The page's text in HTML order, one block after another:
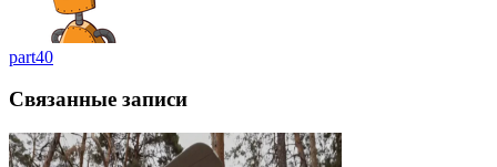
part40
Связанные записи